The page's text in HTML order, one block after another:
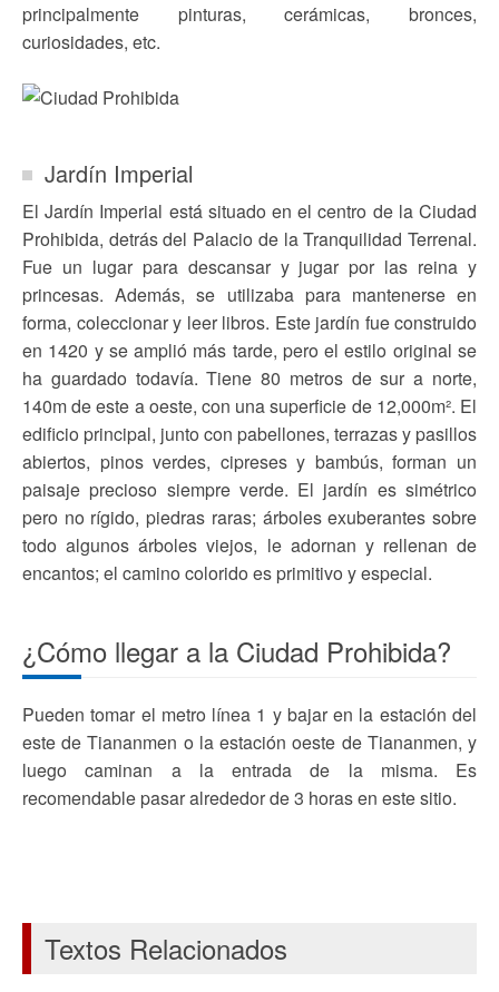
principalmente pinturas, cerámicas, bronces,
curiosidades, etc.
Jardín Imperial
El Jardín Imperial está situado en el centro de la Ciudad
Prohibida, detrás del Palacio de la Tranquilidad Terrenal.
Fue un lugar para descansar y jugar por las reina y
princesas. Además, se utilizaba para mantenerse en
forma, coleccionar y leer libros. Este jardín fue construido
en 1420 y se amplió más tarde, pero el estilo original se
ha guardado todavía. Tiene 80 metros de sur a norte,
140m de este a oeste, con una superficie de 12,000m². El
edificio principal, junto con pabellones, terrazas y pasillos
abiertos, pinos verdes, cipreses y bambús, forman un
paisaje precioso siempre verde. El jardín es simétrico
pero no rígido, piedras raras; árboles exuberantes sobre
todo algunos árboles viejos, le adornan y rellenan de
encantos; el camino colorido es primitivo y especial.
¿Cómo llegar a la Ciudad Prohibida?
Pueden tomar el metro línea 1 y bajar en la estación del
este de Tiananmen o la estación oeste de Tiananmen, y
luego caminan a la entrada de la misma. Es
recomendable pasar alrededor de 3 horas en este sitio.
Textos Relacionados